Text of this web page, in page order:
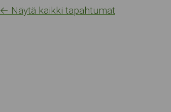
← Näytä kaikki tapahtumat